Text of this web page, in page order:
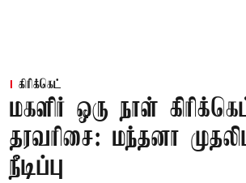
கிரிக்கெட்
மகளிர் ஒரு நாள்
தரவரிசை: மந்தனா
நீடிப்பு